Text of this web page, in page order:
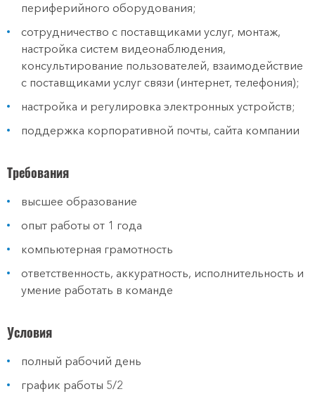
периферийного оборудования;
сотрудничество с поставщиками услуг, монтаж,
настройка систем видеонаблюдения,
консультирование пользователей, взаимодействие
с поставщиками услуг связи (интернет, телефония);
настройка и регулировка электронных устройств;
поддержка корпоративной почты, сайта компании
Требования
высшее образование
опыт работы от 1 года
компьютерная грамотность
ответственность, аккуратность, исполнительность и
умение работать в команде
Условия
полный рабочий день
график работы 5/2